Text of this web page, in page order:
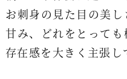
お刺身の見た目の美し
甘み、どれをとって
存在感を大きく主張し